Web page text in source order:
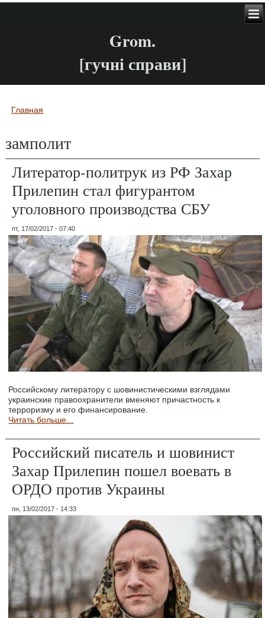
Grom.
[гучні справи]
Вы здесь
Главная
замполит
Литератор-политрук из РФ Захар
Прилепин стал фигурантом
уголовного производства СБУ
пт, 17/02/2017 - 07:40
Российскому литератору с шовинистическими взглядами
украинские правоохранители вменяют причастность к
терроризму и его финансирование.
Читать больше...
Российский писатель и шовинист
Захар Прилепин пошел воевать в
ОРДО против Украины
пн, 13/02/2017 - 14:33